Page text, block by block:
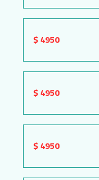
4950 $
4950 $
4950 $